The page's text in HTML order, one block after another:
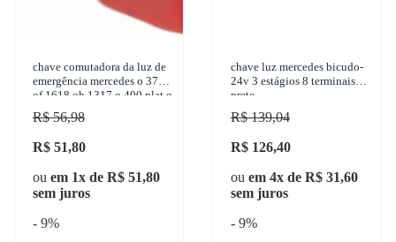
chave comutadora da luz de
emergência mercedes o 371
of 1618 oh 1317 o 400 plat o
371 1988-1997 marilia -
im11200
R$ 56,98
R$ 51,80
ou em 1x de R$ 51,80
sem juros
- 9%
chave luz mercedes bicudo-
24v 3 estágios 8 terminais
preto
R$ 139,04
R$ 126,40
ou em 4x de R$ 31,60
sem juros
- 9%